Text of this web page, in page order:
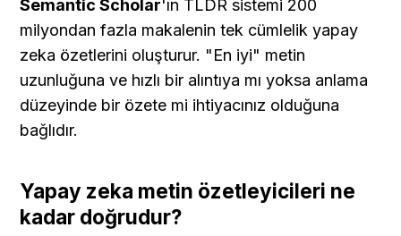
Semantic Scholar'ın TLDR sistemi 200
milyondan fazla makalenin tek cümlelik yapay
zeka özetlerini oluşturur. "En iyi" metin
uzunluğuna ve hızlı bir alıntıya mı yoksa anlama
düzeyinde bir özete mi ihtiyacınız olduğuna
bağlıdır.
Yapay zeka metin özetleyicileri ne
kadar doğrudur?